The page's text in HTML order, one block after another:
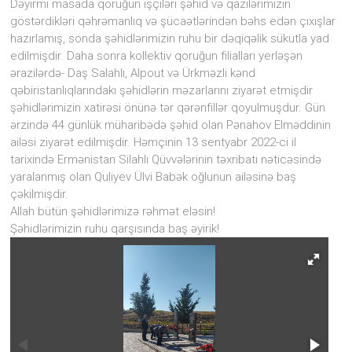
diyarı
kimi
ən
qədim
yadigarı
olan
“Avey”
məbədinin
adı
ilə
adlandırılıb.
Dəyirmi masada qoruğun işçiləri şəhid və qazilərimizin
göstərdikləri qəhrəmanlıq və şücaətlərindən bəhs edən çıxışlar
hazırlamış, sonda şəhidlərimizin ruhu bir dəqiqəlik sükutla yad
edilmişdir. Daha sonra kollektiv qoruğun filialları yerləşən
ərazilərdə- Daş Salahlı, Alpout və Ürkməzli kənd
qəbiristanlıqlarındakı şəhidlərin məzarlarını ziyarət etmişdir
şəhidlərimizin xatirəsi önünə tər qərənfillər qoyulmuşdur. Gün
ərzində 44 günlük müharibədə şəhid olan Pənahov Elməddinin
ailəsi ziyarət edilmişdir. Həmçinin 13 sentyabr 2022-ci il
tarixində Ermənistan Silahlı Qüvvələrinin təxribatı nəticəsində
yaralanmış olan Quliyev Ülvi Babək oğlunun ailəsinə baş
çəkilmişdir.
Allah bütün şəhidlərimizə rəhmət eləsin!
Şəhidlərimizin ruhu qarşısında baş əyirik!